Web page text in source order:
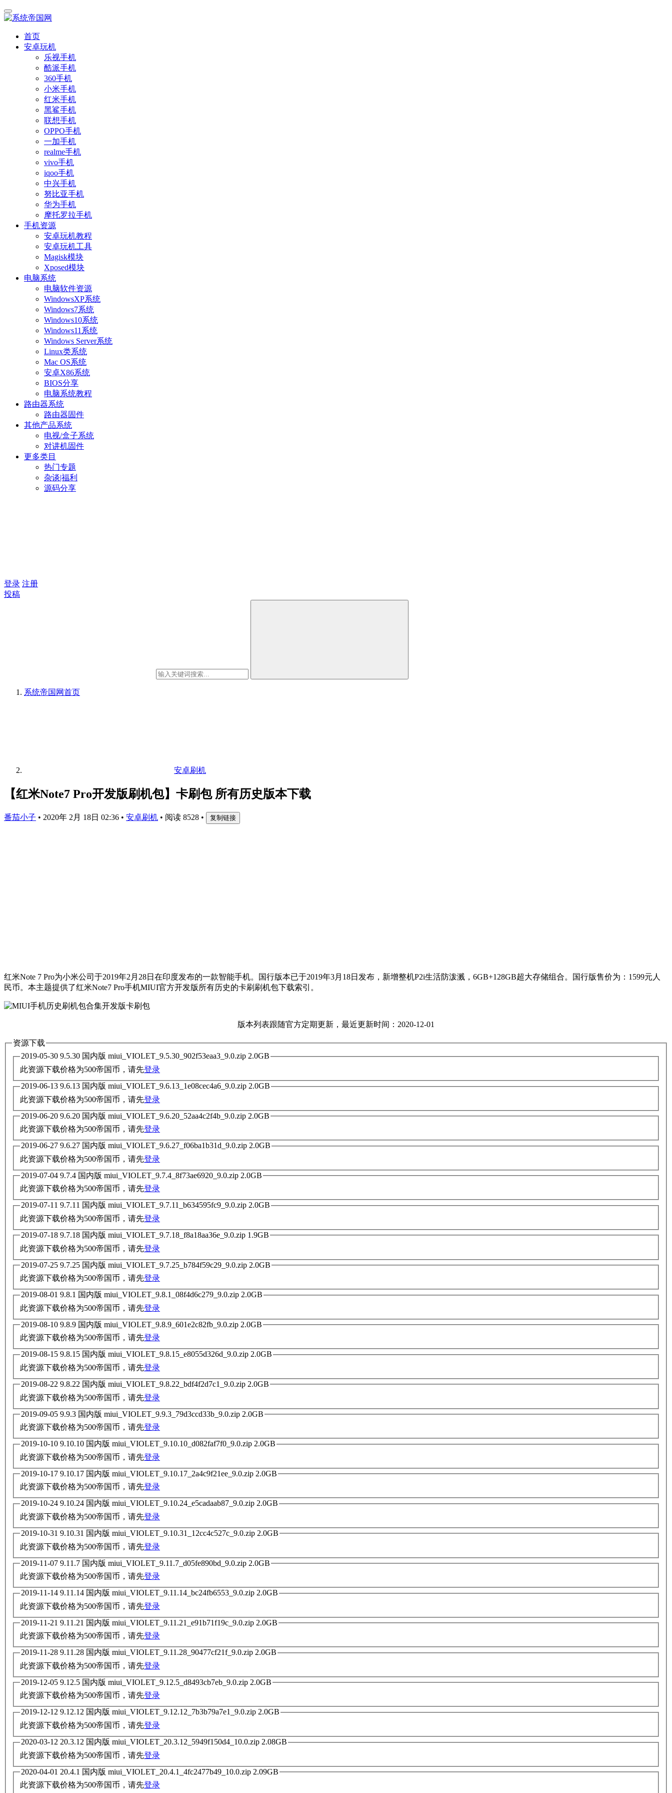
首页
安卓玩机
乐视手机
酷派手机
360手机
小米手机
红米手机
黑鲨手机
联想手机
OPPO手机
一加手机
realme手机
vivo手机
iqoo手机
中兴手机
努比亚手机
华为手机
摩托罗拉手机
手机资源
安卓玩机教程
安卓玩机工具
Magisk模块
Xposed模块
电脑系统
电脑软件资源
WindowsXP系统
Windows7系统
Windows10系统
Windows11系统
Windows Server系统
Linux类系统
Mac OS系统
安卓X86系统
BIOS分享
电脑系统教程
路由器系统
路由器固件
其他产品系统
电视/盒子系统
对讲机固件
更多类目
热门专题
杂谈|福利
源码分享
登录 注册
投稿
系统帝国网首页
安卓刷机
【红米Note7 Pro开发版刷机包】卡刷包 所有历史版本下载
番茄小子 • 2020年 2月 18日 02:36 • 安卓刷机 • 阅读 8528 • 复制链接
红米Note 7 Pro为小米公司于2019年2月28日在印度发布的一款智能手机。国行版本已于2019年3月18日发布，新增整机P2i生活防泼溅，6GB+128GB超大存储组合。国行版售价为：1599元人
民币。本主题提供了红米Note7 Pro手机MIUI官方开发版所有历史的卡刷刷机包下载索引。
版本列表跟随官方定期更新，最近更新时间：2020-12-01
资源下载
2019-05-30 9.5.30 国内版 miui_VIOLET_9.5.30_902f53eaa3_9.0.zip 2.0GB
此资源下载价格为500帝国币，请先登录
2019-06-13 9.6.13 国内版 miui_VIOLET_9.6.13_1e08cec4a6_9.0.zip 2.0GB
此资源下载价格为500帝国币，请先登录
2019-06-20 9.6.20 国内版 miui_VIOLET_9.6.20_52aa4c2f4b_9.0.zip 2.0GB
此资源下载价格为500帝国币，请先登录
2019-06-27 9.6.27 国内版 miui_VIOLET_9.6.27_f06ba1b31d_9.0.zip 2.0GB
此资源下载价格为500帝国币，请先登录
2019-07-04 9.7.4 国内版 miui_VIOLET_9.7.4_8f73ae6920_9.0.zip 2.0GB
此资源下载价格为500帝国币，请先登录
2019-07-11 9.7.11 国内版 miui_VIOLET_9.7.11_b634595fc9_9.0.zip 2.0GB
此资源下载价格为500帝国币，请先登录
2019-07-18 9.7.18 国内版 miui_VIOLET_9.7.18_f8a18aa36e_9.0.zip 1.9GB
此资源下载价格为500帝国币，请先登录
2019-07-25 9.7.25 国内版 miui_VIOLET_9.7.25_b784f59c29_9.0.zip 2.0GB
此资源下载价格为500帝国币，请先登录
2019-08-01 9.8.1 国内版 miui_VIOLET_9.8.1_08f4d6c279_9.0.zip 2.0GB
此资源下载价格为500帝国币，请先登录
2019-08-10 9.8.9 国内版 miui_VIOLET_9.8.9_601e2c82fb_9.0.zip 2.0GB
此资源下载价格为500帝国币，请先登录
2019-08-15 9.8.15 国内版 miui_VIOLET_9.8.15_e8055d326d_9.0.zip 2.0GB
此资源下载价格为500帝国币，请先登录
2019-08-22 9.8.22 国内版 miui_VIOLET_9.8.22_bdf4f2d7c1_9.0.zip 2.0GB
此资源下载价格为500帝国币，请先登录
2019-09-05 9.9.3 国内版 miui_VIOLET_9.9.3_79d3ccd33b_9.0.zip 2.0GB
此资源下载价格为500帝国币，请先登录
2019-10-10 9.10.10 国内版 miui_VIOLET_9.10.10_d082faf7f0_9.0.zip 2.0GB
此资源下载价格为500帝国币，请先登录
2019-10-17 9.10.17 国内版 miui_VIOLET_9.10.17_2a4c9f21ee_9.0.zip 2.0GB
此资源下载价格为500帝国币，请先登录
2019-10-24 9.10.24 国内版 miui_VIOLET_9.10.24_e5cadaab87_9.0.zip 2.0GB
此资源下载价格为500帝国币，请先登录
2019-10-31 9.10.31 国内版 miui_VIOLET_9.10.31_12cc4c527c_9.0.zip 2.0GB
此资源下载价格为500帝国币，请先登录
2019-11-07 9.11.7 国内版 miui_VIOLET_9.11.7_d05fe890bd_9.0.zip 2.0GB
此资源下载价格为500帝国币，请先登录
2019-11-14 9.11.14 国内版 miui_VIOLET_9.11.14_bc24fb6553_9.0.zip 2.0GB
此资源下载价格为500帝国币，请先登录
2019-11-21 9.11.21 国内版 miui_VIOLET_9.11.21_e91b71f19c_9.0.zip 2.0GB
此资源下载价格为500帝国币，请先登录
2019-11-28 9.11.28 国内版 miui_VIOLET_9.11.28_90477cf21f_9.0.zip 2.0GB
此资源下载价格为500帝国币，请先登录
2019-12-05 9.12.5 国内版 miui_VIOLET_9.12.5_d8493cb7eb_9.0.zip 2.0GB
此资源下载价格为500帝国币，请先登录
2019-12-12 9.12.12 国内版 miui_VIOLET_9.12.12_7b3b79a7e1_9.0.zip 2.0GB
此资源下载价格为500帝国币，请先登录
2020-03-12 20.3.12 国内版 miui_VIOLET_20.3.12_5949f150d4_10.0.zip 2.08GB
此资源下载价格为500帝国币，请先登录
2020-04-01 20.4.1 国内版 miui_VIOLET_20.4.1_4fc2477b49_10.0.zip 2.09GB
此资源下载价格为500帝国币，请先登录